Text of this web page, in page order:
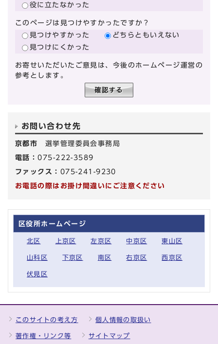
役に立たなかった
このページは見つけやすかったですか？
見つけやすかった
どちらともいえない
見つけにくかった
お寄せいただいたご意見は、今後のホームページ運営の
参考とします。
お問い合わせ先
京都市 選挙管理委員会事務局
電話：075-222-3589
ファックス： 075-241-9230
お電話の際はお掛け間違いにご注意ください
区役所ホームページ
北区 上京区 左京区 中京区 東山区
山科区 下京区 南区 右京区 西京区
伏見区
このサイトの考え方 個人情報の取扱い
著作権・リンク等 サイトマップ